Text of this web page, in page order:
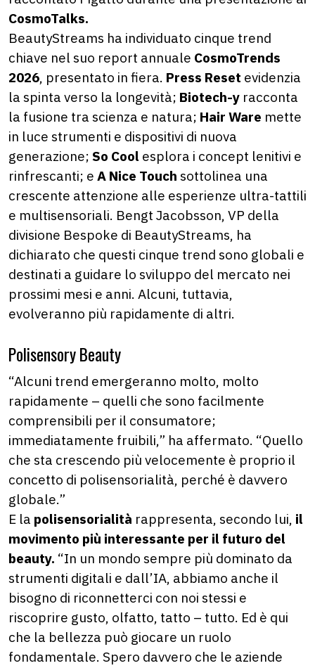
CosmoTalks.
BeautyStreams ha individuato cinque trend
chiave nel suo report annuale CosmoTrends
2026, presentato in fiera. Press Reset evidenzia
la spinta verso la longevità; Biotech-y racconta
la fusione tra scienza e natura; Hair Ware mette
in luce strumenti e dispositivi di nuova
generazione; So Cool esplora i concept lenitivi e
rinfrescanti; e A Nice Touch sottolinea una
crescente attenzione alle esperienze ultra-tattili
e multisensoriali. Bengt Jacobsson, VP della
divisione Bespoke di BeautyStreams, ha
dichiarato che questi cinque trend sono globali e
destinati a guidare lo sviluppo del mercato nei
prossimi mesi e anni. Alcuni, tuttavia,
evolveranno più rapidamente di altri.
Polisensory Beauty
“Alcuni trend emergeranno molto, molto
rapidamente – quelli che sono facilmente
comprensibili per il consumatore;
immediatamente fruibili,” ha affermato. “Quello
che sta crescendo più velocemente è proprio il
concetto di polisensorialità, perché è davvero
globale.”
E la polisensorialità rappresenta, secondo lui, il
movimento più interessante per il futuro del
beauty. “In un mondo sempre più dominato da
strumenti digitali e dall’IA, abbiamo anche il
bisogno di riconnetterci con noi stessi e
riscoprire gusto, olfatto, tatto – tutto. Ed è qui
che la bellezza può giocare un ruolo
fondamentale. Spero davvero che le aziende